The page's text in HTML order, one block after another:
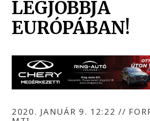
LEGJOBBJA
EURÓPÁBAN!
2020. JANUÁR 9. 12:22//